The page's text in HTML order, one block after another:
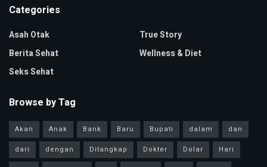
Categories
Asah Otak
Berita Sehat
Seks Sehat
True Story
Wellness & Diet
Browse by Tag
Akan Anak Bank Baru Bupati dalam
dan
dari
dengan Ditangkap Dokter Dolar
Hari